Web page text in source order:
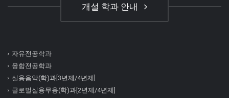
개설 학과 안내
자유전공학과
융합전공학과
실용음악(학)과[3년제/4년제]
글로벌실용무용(학)과[2년제/4년제]